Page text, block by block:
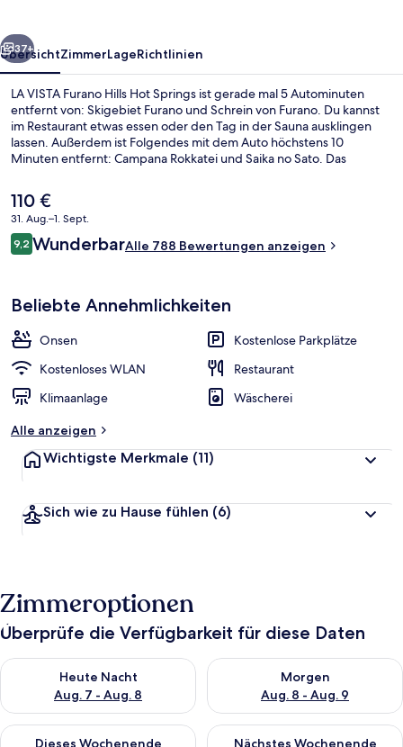
Öffentliches Bad
Weiter
37+
ÜbersichtZimmerLageRichtlinien
LA VISTA Furano Hills Hot Springs ist gerade mal 5 Autominuten
entfernt von: Skigebiet Furano und Schrein von Furano. Du kannst
im Restaurant etwas essen oder den Tag in der Sauna ausklingen
lassen. Außerdem ist Folgendes mit dem Auto höchstens 10
Minuten entfernt: Campana Rokkatei und Saika no Sato. Das
Bewertungen von anderen Reisenden.
Der
aktuelle
Preis
beträgt
110 €
31. Aug.–1. Sept.
Bewertungen
9,29,2 von 10.
WunderbarAlle 788 Bewertungen anzeigen
Beliebte Annehmlichkeiten
Onsen
Kostenlose Parkplätze
Kostenloses WLAN
Restaurant
Klimaanlage
Wäscherei
Alle anzeigen
Wichtigste Merkmale (11)
Sich wie zu Hause fühlen (6)
Zimmeroptionen
Überprüfe die Verfügbarkeit für diese Daten
Heute Nacht
Aug. 7 - Aug. 8
Überprüfe die Verfügbarkeit für heute Nacht, Aug. 7 - Aug. 8.
Morgen
Aug. 8 - Aug. 9
Überprüfe die Verfügbarkeit
Dieses Wochenende
Überprüfe die Verfügbarkeit für dieses Wochenende, Aug. 7
Nächstes Wochenende
Überprüfe die Verfügbarkeit